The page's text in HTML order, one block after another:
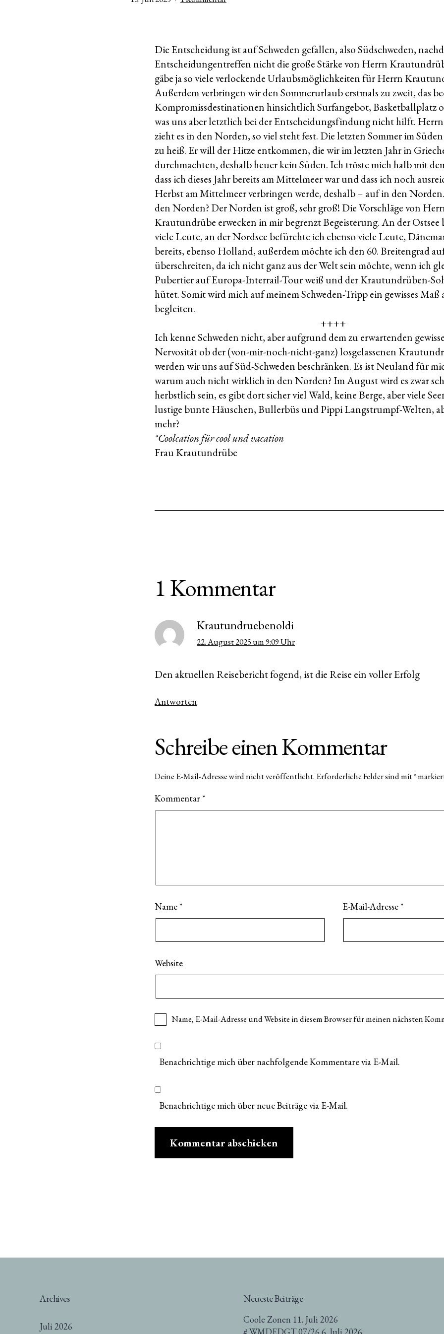
60.
Breitengrad
Die Entscheidung ist auf Schweden gefallen, also Südschweden,
Entscheidungentreffen nicht die große Stärke von Herrn
gäbe ja so viele verlockende Urlaubsmöglichkeiten für Herrn
Außerdem verbringen wir den Sommerurlaub erstmals zu zweit, das
Kompromissdestinationen hinsichtlich Surfangebot, Basketballplatz
was uns aber letztlich bei der Entscheidungsfindung nicht hilft.
zieht es in den Norden, so viel steht fest. Die letzten Sommer im
zu heiß. Er will der Hitze entkommen, die wir im letzten Jahr in
durchmachten, deshalb heuer kein Süden. Ich tröste mich halb mit
dass ich dieses Jahr bereits am Mittelmeer war und dass ich noch
Herbst am Mittelmeer verbringen werde, deshalb – auf in den
den Norden? Der Norden ist groß, sehr groß! Die Vorschläge von
Krautundrübe erwecken in mir begrenzt Begeisterung. An der
viele Leute, an der Nordsee befürchte ich ebenso viele Leute,
bereits, ebenso Holland, außerdem möchte ich den 60. Breitengrad
überschreiten, da ich nicht ganz aus der Welt sein möchte, wenn ich
Pubertier auf Europa-Interrail-Tour weiß und der Krautundrüben-
hütet. Somit wird mich auf meinem Schweden-Tripp ein gewisses Maß
begleiten.
++++
Ich kenne Schweden nicht, aber aufgrund dem zu erwartenden
Nervosität ob der (von-mir-noch-nicht-ganz) losgelassenen
werden wir uns auf Süd-Schweden beschränken. Es ist Neuland für
warum auch nicht wirklich in den Norden? Im August wird es zwar
herbstlich sein, es gibt dort sicher viel Wald, keine Berge, aber viele
lustige bunte Häuschen, Bullerbüs und Pippi Langstrumpf-Welten,
mehr?
*Coolcation für cool und vacation
Frau Krautundrübe
1 Kommentar
Krautundruebenoldi
22. August 2025 um 9:09 Uhr
Den aktuellen Reisebericht fogend, ist die Reise ein voller Erfolg
Antworten
Schreibe einen Kommentar
Deine E-Mail-Adresse wird nicht veröffentlicht. Erforderliche Felder sind mit*
Kommentar *
Name * E-Mail-Adresse *
Website
Name, E-Mail-Adresse und Website in diesem Browser für meinen nächsten
Benachrichtige mich über nachfolgende Kommentare via E-Mail.
Benachrichtige mich über neue Beiträge via E-Mail.
Archives
Juli 2026
Neueste Beiträge
Coole Zonen 11. Juli 2026
# WMDEDGT 07/26 6. Juli 2026